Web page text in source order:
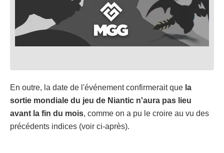
En outre, la date de l'événement confirmerait que la
sortie mondiale du jeu de Niantic n'aura pas lieu
avant la fin du mois, comme on a pu le croire au vu des
précédents indices (voir ci-après).